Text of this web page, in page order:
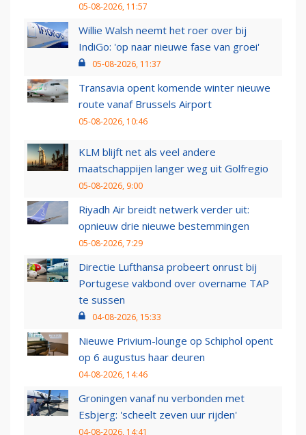
05-08-2026, 11:57
Willie Walsh neemt het roer over bij
IndiGo: 'op naar nieuwe fase van groei'
05-08-2026, 11:37
Transavia opent komende winter nieuwe
route vanaf Brussels Airport
05-08-2026, 10:46
KLM blijft net als veel andere
maatschappijen langer weg uit Golfregio
05-08-2026, 9:00
Riyadh Air breidt netwerk verder uit:
opnieuw drie nieuwe bestemmingen
05-08-2026, 7:29
Directie Lufthansa probeert onrust bij
Portugese vakbond over overname TAP
te sussen
04-08-2026, 15:33
Nieuwe Privium-lounge op Schiphol opent
op 6 augustus haar deuren
04-08-2026, 14:46
Groningen vanaf nu verbonden met
Esbjerg: 'scheelt zeven uur rijden'
04-08-2026, 14:41